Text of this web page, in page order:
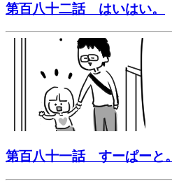
第百八十二話 はいはい。
第百八十一話 すーぱーと。